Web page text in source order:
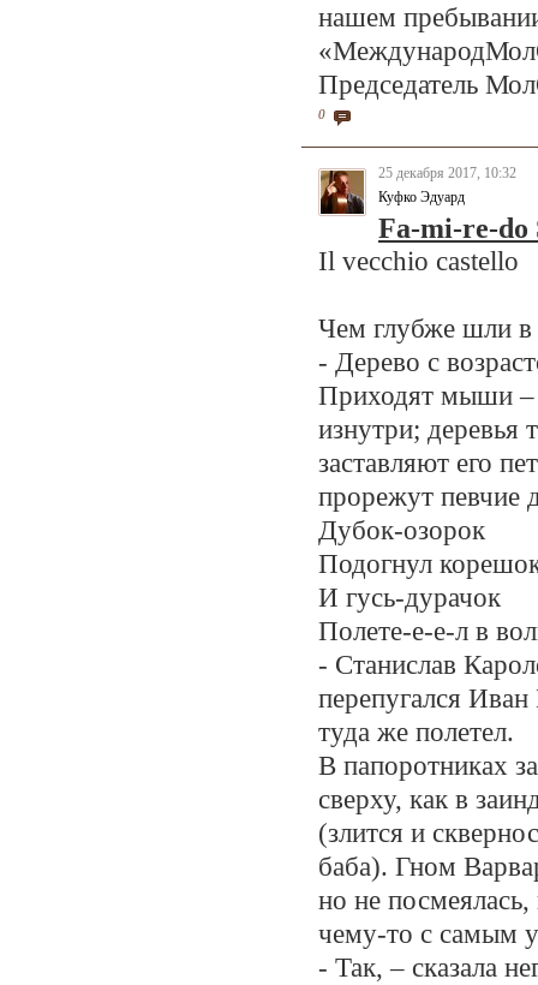
нашем
Председатель
0
25 декабря 2017, 10:32
Куфко Эдуард
Fa-mi-re-do
Il vecchio castello
Чем глубже шли в
- Дерево с
Приходят мыши –
изнутри; деревья
заставляют его
прорежут певчие
Дубок-озорок
Подогнул
И гусь-дурачок
Полете-е-е-л в
- Станислав
перепугался
туда же полетел.
В папоротниках
сверху, как в
(злится и
баба). Гном
но не посмеялась,
чему-то с самым
- Так, – сказала